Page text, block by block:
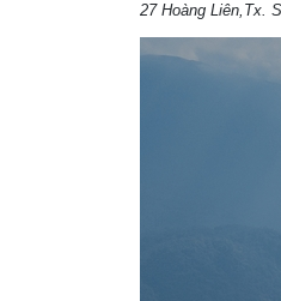
27 Hoàng Liên,Tx.